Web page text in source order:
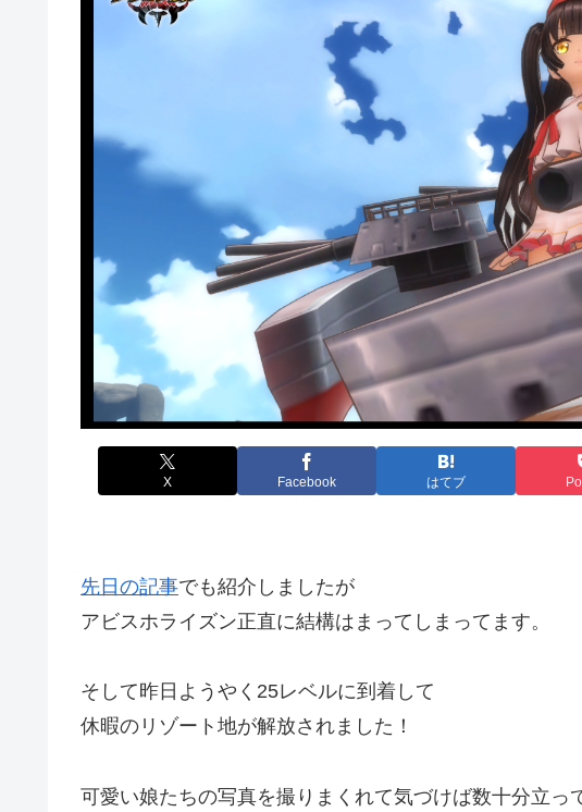
X Facebook はてブ
先日の記事でも紹介しましたが
アビスホライズン正直に結構はまってしまってます。
そして昨日ようやく25レベルに到着して
休暇のリゾート地が解放されました！
可愛い娘たちの写真を撮りまくれて気づけば数十分立っ